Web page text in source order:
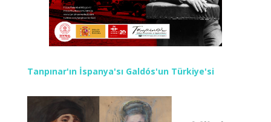
Tanpınar'ın İspanya'sı Galdós'un Türkiye'si